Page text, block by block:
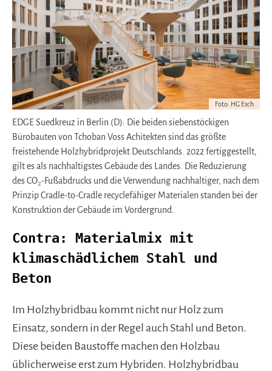
EDGE Suedkreuz in Berlin (D): Die beiden siebenstöckigen
Bürobauten von Tchoban Voss Achitekten sind das größte
freistehende Holzhybridprojekt Deutschlands. 2022 fertiggestellt,
gilt es als nachhaltigstes Gebäude des Landes. Die Reduzierung
des CO₂-Fußabdrucks und die Verwendung nachhaltiger, nach dem
Prinzip Cradle-to-Cradle recyclefähiger Materialen standen bei der
Konstruktion der Gebäude im Vordergrund.
Foto: HG Esch
Contra: Materialmix mit
klimaschädlichem Stahl und
Beton
Im Holzhybridbau kommt nicht nur Holz zum
Einsatz, sondern in der Regel auch Stahl und Beton.
Diese beiden Baustoffe machen den Holzbau
üblicherweise erst zum Hybriden. Holzhybridbau